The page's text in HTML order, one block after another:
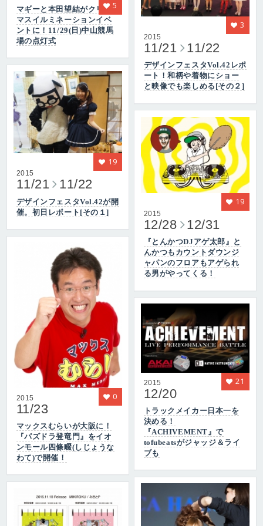
マギーと本田望結がクリス
マスイルミネーションイベ
ントに！11/29(日)中山競馬
場の点灯式
5
2015
11/21 11/22
デザインフェスタVol.42が開
催。初日レポート[その１]
19
2015
11/23
マックスむらいが大阪に！
『パズドラ登竜門』をイオ
ンモール四條畷(しじょうな
わて)で開催！
0
2015
11/21 11/22
デザインフェスタVol.42レポ
ート！和柄や着物にショー
と映像でも楽しめる[その２]
3
2015
12/28 12/31
『とんかつDJアゲ太郎』と
んかつもカウントダウンジ
ャパンのフロアもアゲられ
る男がやってくる！
19
2015
12/20
トラックメイカー日本一を
決める！
『ACHIVEMENT』で
tofubeatsがジャッジ＆ライ
ブも
21